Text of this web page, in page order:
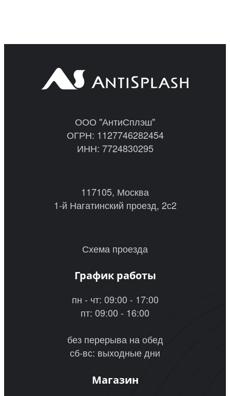
ООО "АнтиСплэш"
ОГРН: 1127746282454
ИНН: 7724830295
117105, Москва
1-й Нагатинский проезд, 2с2
Схема проезда
График работы
пн - чт: 09:00 - 17:00
пт: 09:00 - 16:00
без перерыва на обед
сб-вс: выходные дни
Магазин